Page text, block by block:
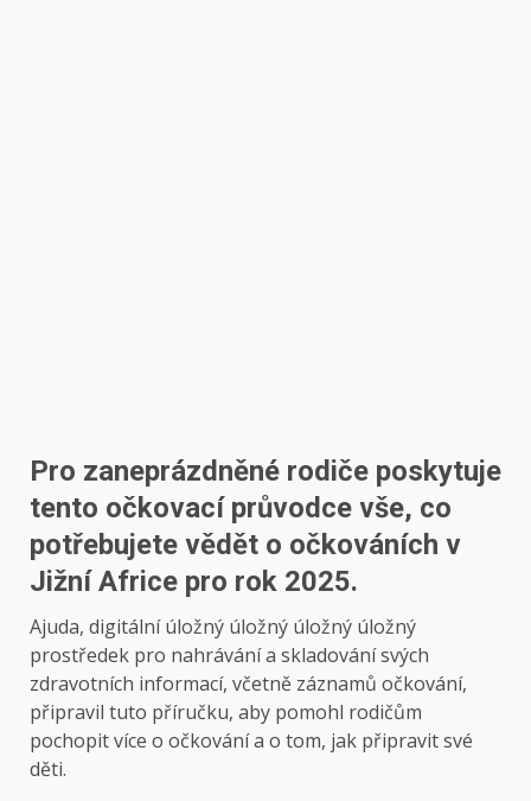
Pro zaneprázdněné rodiče poskytuje
tento očkovací průvodce vše, co
potřebujete vědět o očkováních v
Jižní Africe pro rok 2025.
Ajuda, digitální úložný úložný úložný úložný
prostředek pro nahrávání a skladování svých
zdravotních informací, včetně záznamů očkování,
připravil tuto příručku, aby pomohl rodičům
pochopit více o očkování a o tom, jak připravit své
děti.